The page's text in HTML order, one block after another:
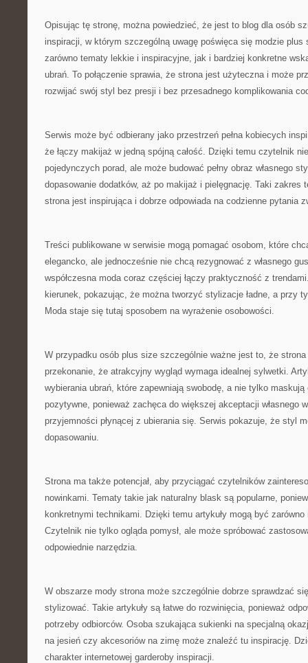
Opisując tę stronę, można powiedzieć, że jest to blog dla osób
inspiracji, w którym szczególną uwagę poświęca się modzie
zarówno tematy lekkie i inspiracyjne, jak i bardziej konkretne
ubrań. To połączenie sprawia, że strona jest użyteczna i może
rozwijać swój styl bez presji i bez przesadnego komplikowania
Serwis może być odbierany jako przestrzeń pełna kobiecych
że łączy makijaż w jedną spójną całość. Dzięki temu czytelnik
pojedynczych porad, ale może budować pełny obraz własnego
dopasowanie dodatków, aż po makijaż i pielęgnację. Taki zakres
strona jest inspirująca i dobrze odpowiada na codzienne pytania
Treści publikowane w serwisie mogą pomagać osobom, które
elegancko, ale jednocześnie nie chcą rezygnować z własnego
współczesna moda coraz częściej łączy praktyczność z
kierunek, pokazując, że można tworzyć stylizacje ładne, a przy
Moda staje się tutaj sposobem na wyrażenie osobowości.
W przypadku osób plus size szczególnie ważne jest to, że strona
przekonanie, że atrakcyjny wygląd wymaga idealnej sylwetki.
wybierania ubrań, które zapewniają swobodę, a nie tylko maskują
pozytywne, ponieważ zachęca do większej akceptacji własnego
przyjemności płynącej z ubierania się. Serwis pokazuje, że styl
dopasowaniu.
Strona ma także potencjał, aby przyciągać czytelników
nowinkami. Tematy takie jak naturalny blask są popularne,
konkretnymi technikami. Dzięki temu artykuły mogą być
Czytelnik nie tylko ogląda pomysł, ale może spróbować
odpowiednie narzędzia.
W obszarze mody strona może szczególnie dobrze sprawdzać
stylizować. Takie artykuły są łatwe do rozwinięcia, ponieważ
potrzeby odbiorców. Osoba szukająca sukienki na specjalną
na jesień czy akcesoriów na zimę może znaleźć tu inspirację.
charakter internetowej garderoby inspiracji.